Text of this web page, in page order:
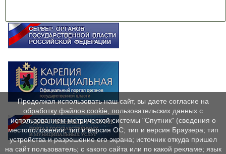
Продолжая использовать наш сайт, вы даете согласие на
обработку файлов cookie, пользовательских данных с
использованием метрической системы "Спутник" (сведения о
местоположении; тип и версия ОС; тип и версия Браузера; тип
устройства и разрешение его экрана; источник откуда пришел
на сайт пользователь; с какого сайта или по какой рекламе; язык